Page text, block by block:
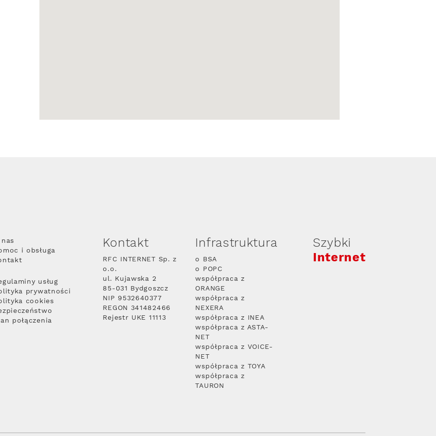
i obsługa
usług
prywatności
cookies
połączenia
Kontakt
RFC INTERNET Sp. z
o.o.
ul. Kujawska 2
85-031 Bydgoszcz
NIP 9532640377
REGON 341482466
Rejestr UKE 11113
Infrastruktura
o BSA
o POPC
współpraca z
ORANGE
współpraca z
NEXERA
współpraca z INEA
współpraca z ASTA-
NET
współpraca z VOICE-
NET
współpraca z TOYA
współpraca z
TAURON
Szybki
Internet